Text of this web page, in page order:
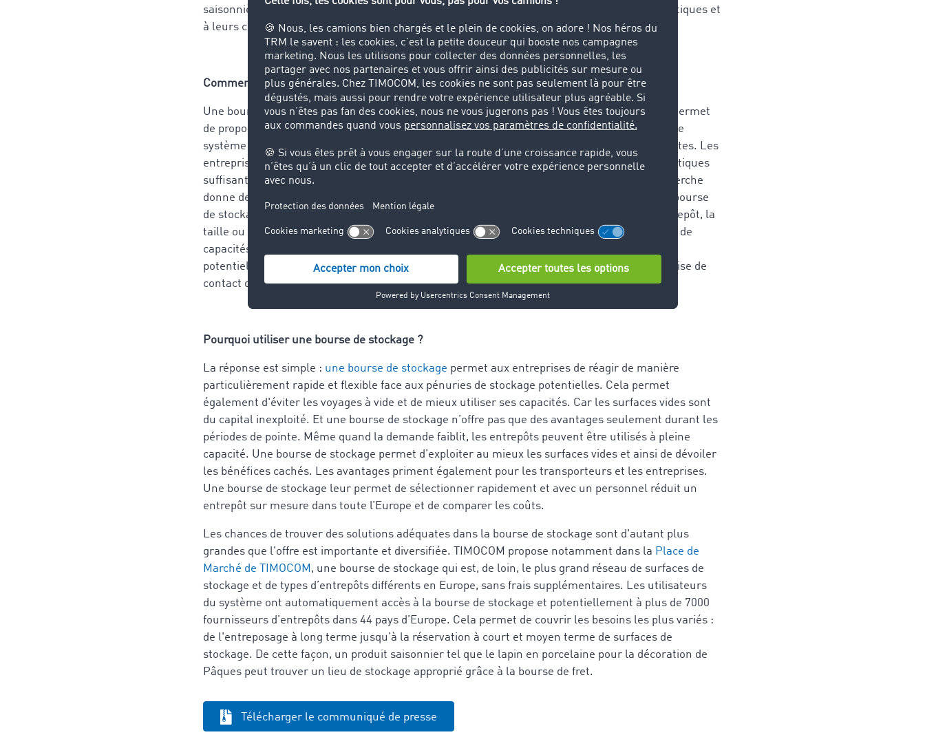
saisonnière , la bourse de stockage permet aux fournisseurs d'entrepôts et de surfaces logistiques et
à leurs clients de se trouver facilement et rapidement.
Comment fonctionne une bourse de stockage ?
Une bourse de stockage basée sur le Web fonctionne comme un moteur de recherche. Elle permet
de proposer et de procurer des entrepôts et des surfaces de stockage. Les offrants utilisent ce
système pour indiquer leurs capacités disponibles ainsi que toutes les informations pertinentes. Les
entreprises qui disposent de marchandises mais qui manquent de surfaces de stockage logistiques
suffisantes ou adaptées peuvent trouver celles-ci par l'intermédiaire de la bourse. Une recherche
donne des résultats correspondant aux marchandises à stocker. En outre, l’utilisateur de la bourse
de stockage saisit les critères souhaités dans le masque de recherche, tels que le type d’entrepôt, la
taille ou le lieu. Le système calcule ensuite les correspondances entre la recherche et l'offre de
capacités disponibles saisies. Il en résulte une liste de surfaces de stockage et logistiques
potentiellement disponibles, contenant toutes les données pertinentes et qui permet une prise de
contact directe.
Pourquoi utiliser une bourse de stockage ?
La réponse est simple : une bourse de stockage permet aux entreprises de réagir de manière
particulièrement rapide et flexible face aux pénuries de stockage potentielles. Cela permet
également d'éviter les voyages à vide et de mieux utiliser ses capacités. Car les surfaces vides sont
du capital inexploité. Et une bourse de stockage n’offre pas que des avantages seulement durant les
périodes de pointe. Même quand la demande faiblit, les entrepôts peuvent être utilisés à pleine
capacité. Une bourse de stockage permet d’exploiter au mieux les surfaces vides et ainsi de dévoiler
les bénéfices cachés. Les avantages priment également pour les transporteurs et les entreprises.
Une bourse de stockage leur permet de sélectionner rapidement et avec un personnel réduit un
entrepôt sur mesure dans toute l’Europe et de comparer les coûts.
Les chances de trouver des solutions adéquates dans la bourse de stockage sont d'autant plus
grandes que l'offre est importante et diversifiée. TIMOCOM propose notamment dans la Place de
Marché de TIMOCOM , une bourse de stockage qui est, de loin, le plus grand réseau de surfaces de
stockage et de types d’entrepôts différents en Europe, sans frais supplémentaires. Les utilisateurs
du système ont automatiquement accès à la bourse de stockage et potentiellement à plus de 7000
fournisseurs d’entrepôts dans 44 pays d’Europe. Cela permet de couvrir les besoins les plus variés :
de l'entreposage à long terme jusqu’à la réservation à court et moyen terme de surfaces de
stockage. De cette façon, un produit saisonnier tel que le lapin en porcelaine pour la décoration de
Pâques peut trouver un lieu de stockage approprié grâce à la bourse de fret.
Télécharger le communiqué de presse